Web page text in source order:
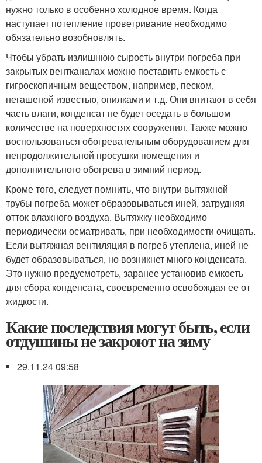
нужно только в особенно холодное время. Когда
наступает потепление проветривание необходимо
обязательно возобновлять.
Чтобы убрать излишнюю сырость внутри погреба при
закрытых вентканалах можно поставить емкость с
гигроскопичным веществом, например, песком,
негашеной известью, опилками и т.д. Они впитают в себя
часть влаги, конденсат не будет оседать в большом
количестве на поверхностях сооружения. Также можно
воспользоваться обогревательным оборудованием для
непродолжительной просушки помещения и
дополнительного обогрева в зимний период.
Кроме того, следует помнить, что внутри вытяжной
трубы погреба может образовываться иней, затрудняя
отток влажного воздуха. Вытяжку необходимо
периодически осматривать, при необходимости очищать.
Если вытяжная вентиляция в погреб утеплена, иней не
будет образовываться, но возникнет много конденсата.
Это нужно предусмотреть, заранее установив емкость
для сбора конденсата, своевременно освобождая ее от
жидкости.
Какие последствия могут быть, если
отдушины не закроют на зиму
29.11.24 09:58